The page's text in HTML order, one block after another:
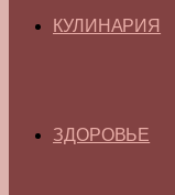
КУЛИНАРИЯ
ЗДОРОВЬЕ